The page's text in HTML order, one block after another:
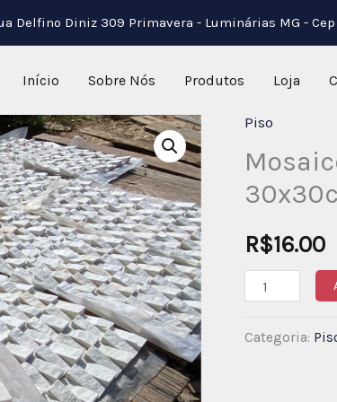
Delfino Diniz 309 Primavera - Luminárias MG -
Início Sobre Nós Produtos Loja
Piso
R$16.00
Mosaico
São
Tomé
Rampa
30x30cm
quantidade
Categoria: